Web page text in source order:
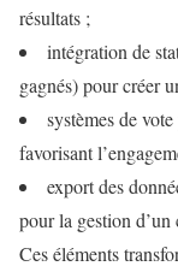
résultats ;
intégration de
gagnés) pour créer
systèmes de
favorisant
export des
pour la gestion d’un
Ces éléments